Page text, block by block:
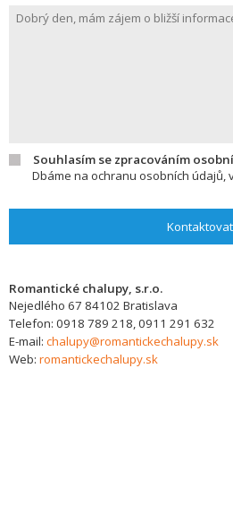
Souhlasím se zpracováním
Dbáme na ochranu osobních údajů,
Kontaktovat
Romantické chalupy, s.r.o.
Nejedlého 67 84102 Bratislava
Telefon: 0918 789 218, 0911 291 632
E-mail: chalupy@romantickechalupy.sk
Web: romantickechalupy.sk